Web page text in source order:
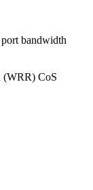
bandwidth
(WRR) CoS